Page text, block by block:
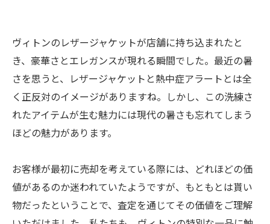
ヴィトンのレザージャケットが店舗に持ち込まれたと
き、豪華さとエレガンスが現れる瞬間でした。最近の暑
さを思うと、レザージャケットと熱中症アラートとは全
く正反対のイメージがありますね。しかし、この洗練さ
れたアイテムが生む魅力には現代の暑さも忘れてしまう
ほどの魅力があります。
お客様が最初に売却を考えている際には、どれほどの価
値があるのか迷われていたようですが、もともとは貰い
物だったということで、査定を通じてその価値をご理解